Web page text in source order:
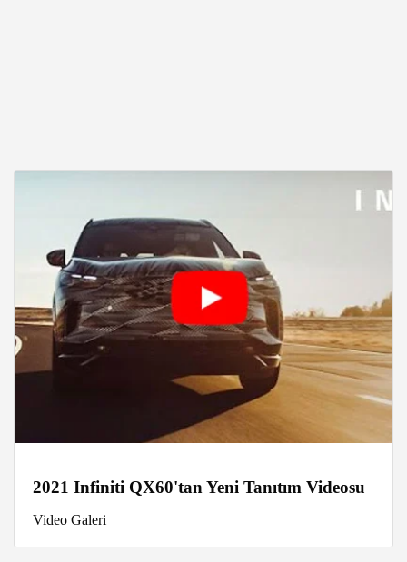
2021 Infiniti QX60'tan Yeni Tanıtım Videosu
Video Galeri